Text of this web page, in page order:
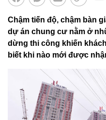
Chậm tiến độ, chậm bàn
dự án chung cư nằm ở
dừng thi công khiến
biết khi nào mới được